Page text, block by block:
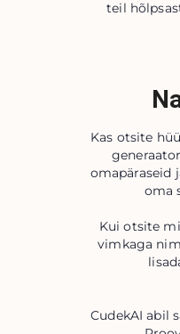
teil
Kas otsite
omapäraseid
oma
Kui otsite
vimkaga
CudekAI abil